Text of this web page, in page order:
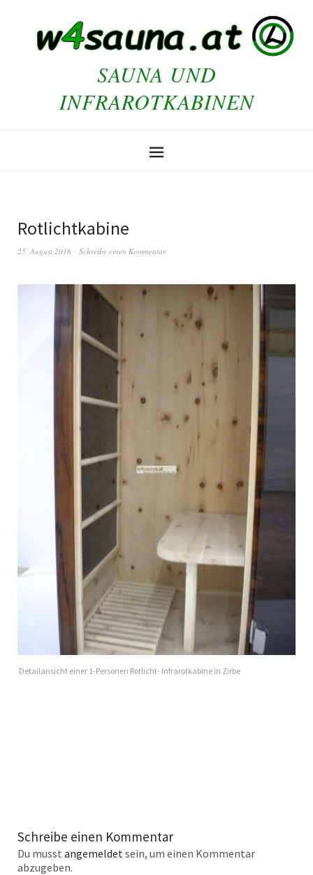
SAUNA UND
INFRAROTKABINEN
Rotlichtkabine
25. August 2016 Schreibe einen Kommentar
Detailansicht einer 1-Personen Rotlicht- Infrarotkabine in Zirbe
Schreibe einen Kommentar
Du musst angemeldet sein, um einen Kommentar
abzugeben.